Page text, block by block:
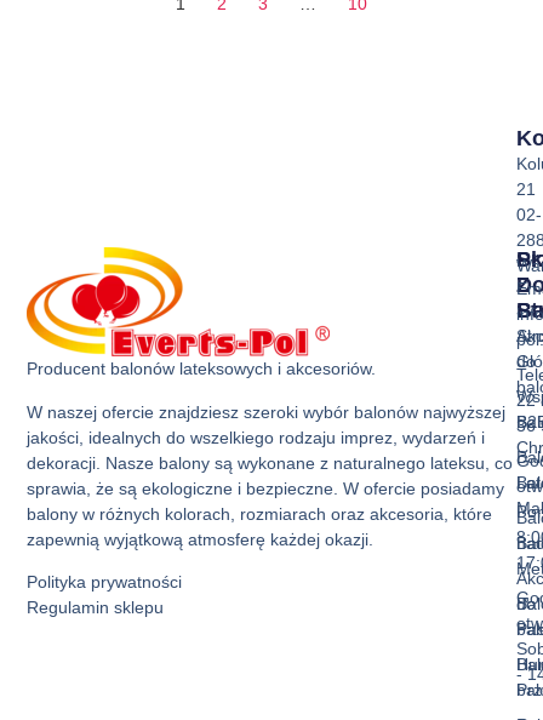
Producent balonów lateksowych i akcesoriów.
W naszej ofercie znajdziesz szeroki wybór balonów najwyższej
jakości, idealnych do wszelkiego rodzaju imprez, wydarzeń i
dekoracji. Nasze balony są wykonane z naturalnego lateksu, co
sprawia, że są ekologiczne i bezpieczne. W ofercie posiadamy
balony w różnych kolorach, rozmiarach oraz akcesoria, które
zapewnią wyjątkową atmosferę każdej okazji.
Polityka prywatności
Regulamin sklepu
Z
do
do
21
02-
22
36
-